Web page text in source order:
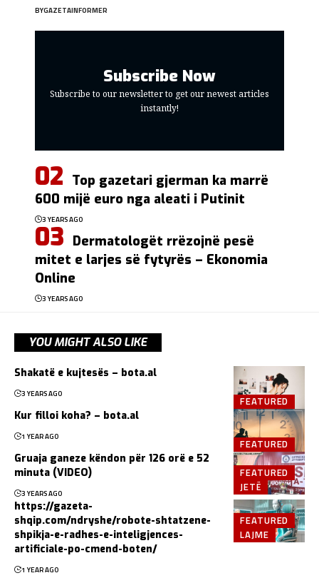
BYGAZETAINFORMER
Subscribe Now
Subscribe to our newsletter to get our newest articles
instantly!
Top gazetari gjerman ka marrë
600 mijë euro nga aleati i Putinit
3 YEARS AGO
Dermatologët rrëzojnë pesë
mitet e larjes së fytyrës – Ekonomia
Online
3 YEARS AGO
YOU MIGHT ALSO LIKE
FEATURED
Shakatë e kujtesës – bota.al
3 YEARS AGO
FEATURED
Kur filloi koha? – bota.al
1 YEAR AGO
FEATURED
JETË
Gruaja ganeze këndon për 126 orë e 52
minuta (VIDEO)
3 YEARS AGO
FEATURED
LAJME
https://gazeta-
shqip.com/ndryshe/robote-shtatzene-
shpikja-e-radhes-e-inteligjences-
artificiale-po-cmend-boten/
1 YEAR AGO